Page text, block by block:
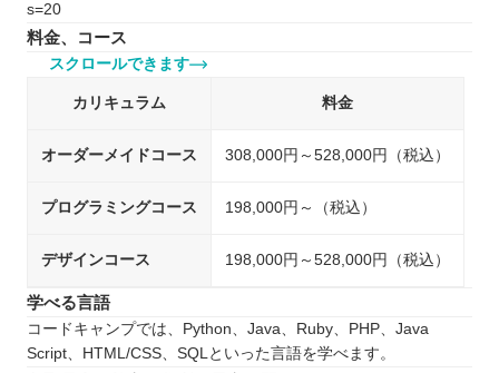
s=20
料金、コース
スクロールできます
カリキュラム 料金
オーダーメイドコース 308,000円～528,000円（税込）
プログラミングコース 198,000円～（税込）
デザインコース 198,000円～528,000円（税込）
学べる言語
コードキャンプでは、Python、Java、Ruby、PHP、Java
Script、HTML/CSS、SQLといった言語を学べます。